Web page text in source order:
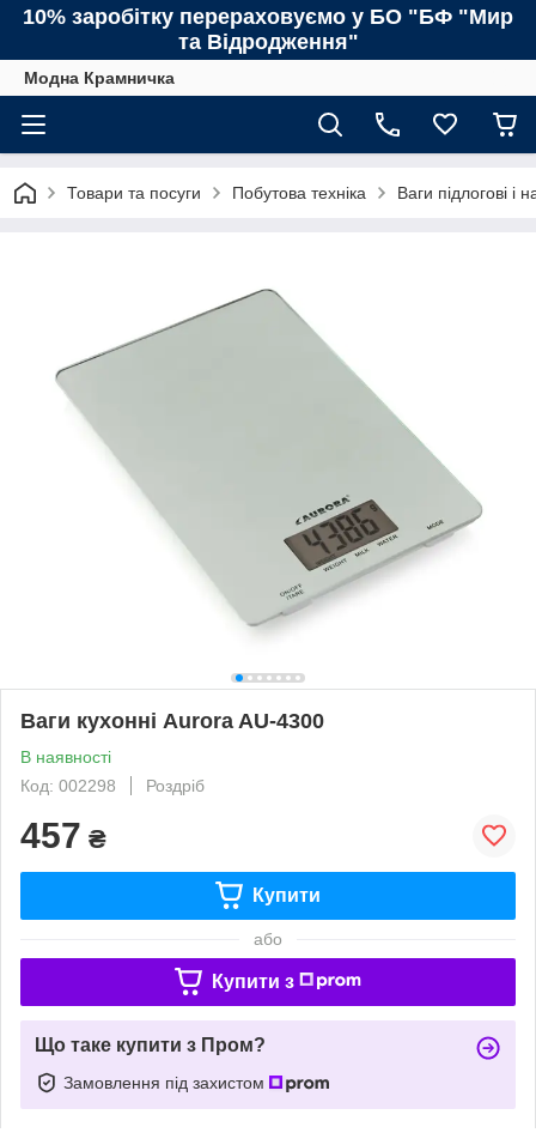
10% заробітку перераховуємо у БО "БФ "Мир
та Відродження"
Модна Крамничка
Товари та посуги Побутова техніка Ваги підлогові і
Ваги кухонні Aurora AU-4300
В наявності
Код: 002298
Роздріб
457 ₴
Купити
або
Купити з
Що таке купити з Пром?
Замовлення під захистом